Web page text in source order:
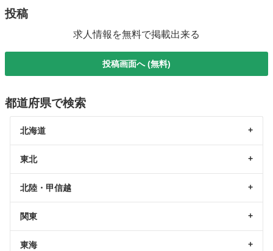
投稿
求人情報を無料で掲載出来る
投稿画面へ (無料)
都道府県で検索
北海道
東北
北陸・甲信越
関東
東海